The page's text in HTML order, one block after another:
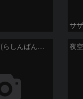
サ
夜空は宝石箱(らしんばん座 NGC2613) Seestar50